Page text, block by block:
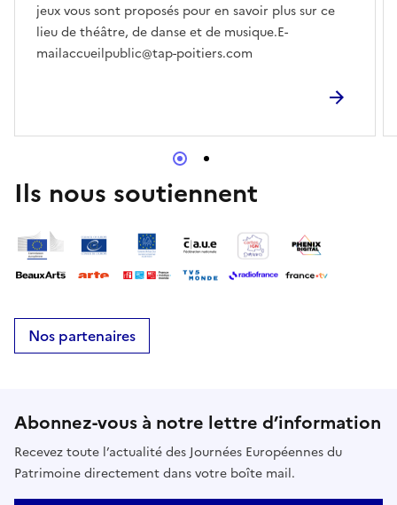
jeux vous sont proposés pour en savoir plus sur ce
lieu de théâtre, de danse et de musique.E-
mailaccueilpublic@tap-poitiers.com
Ils nous soutiennent
Nos partenaires
Abonnez-vous à notre lettre d’information
Recevez toute l’actualité des Journées Européennes du
Patrimoine directement dans votre boîte mail.